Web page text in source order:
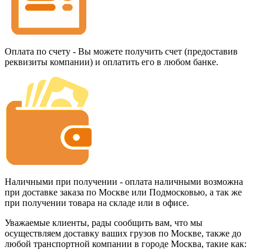
Оплата по счету - Вы можете получить счет (предоставив
реквизиты компании) и оплатить его в любом банке.
Наличными при получении - оплата наличными возможна
при доставке заказа по Москве или Подмосковью, а так же
при получении товара на складе или в офисе.
Уважаемые клиенты, рады сообщить вам, что мы
осуществляем доставку ваших грузов по Москве, также до
любой транспортной компании в городе Москва, такие как: